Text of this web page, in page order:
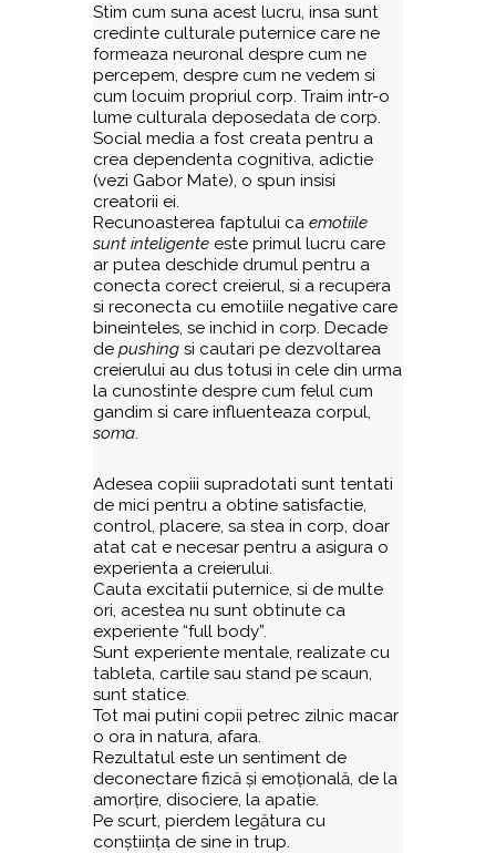
Stim cum suna acest lucru, insa sunt
credinte culturale puternice care ne
formeaza neuronal despre cum ne
percepem, despre cum ne vedem si
cum locuim propriul corp. Traim intr-o
lume culturala deposedata de corp.
Social media a fost creata pentru a
crea dependenta cognitiva, adictie
(vezi Gabor Mate) , o spun insisi
creatorii ei.
Recunoasterea faptului ca emotiile
sunt inteligente este primul lucru care
ar putea deschide drumul pentru a
conecta corect creierul, si a recupera
si reconecta cu emotiile negative care
bineinteles, se inchid in corp. Decade
de pushing si cautari pe dezvoltarea
creierului au dus totusi in cele din urma
la cunostinte despre cum felul cum
gandim si care influenteaza corpul,
soma
Adesea copiii supradotati sunt tentati
de mici pentru a obtine satisfactie,
control, placere, sa stea in corp, doar
atat cat e necesar pentru a asigura o
experienta a creierului.
Cauta excitatii puternice, si de multe
ori, acestea nu sunt obtinute ca
experiente “full body”.
Sunt experiente mentale, realizate cu
tableta, cartile sau stand pe scaun,
sunt statice.
Tot mai putini copii petrec zilnic macar
o ora in natura, afara.
Rezultatul este un sentiment de
deconectare fizică și emoțională, de la
amorțire, disociere, la apatie.
Pe scurt, pierdem legătura cu
conștiința de sine in trup.